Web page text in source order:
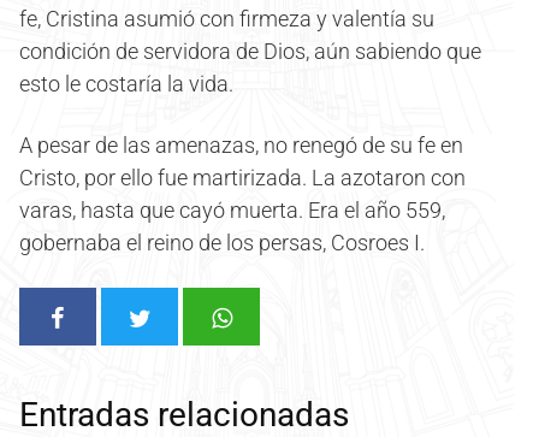
fe, Cristina asumió con firmeza y valentía su
condición de servidora de Dios, aún sabiendo que
esto le costaría la vida.
A pesar de las amenazas, no renegó de su fe en
Cristo, por ello fue martirizada. La azotaron con
varas, hasta que cayó muerta. Era el año 559,
gobernaba el reino de los persas, Cosroes I.
Entradas relacionadas